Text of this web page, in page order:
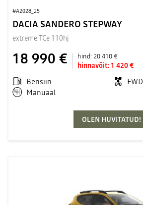
#A2028_25
DACIA SANDERO STEPWAY
extreme TCe 110hj
18 990 € hind:20 410 €
hinnavõit: 1 420 €
Bensiin
FWD
Manuaal
OLEN HUVITATUD!